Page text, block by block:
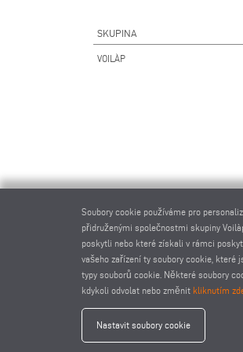
SKUPINA
VOILÀP
Soubory cookie používáme pro
přidruženými společnostmi skupiny
poskytli nebo které získali v rámci
vašeho zařízení ty soubory cookie, které
typy souborů cookie. Některé soubory
kdykoli odvolat nebo změnit kliknutím
Nastavit soubory cookie